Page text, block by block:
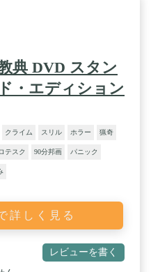
典 DVD スタン
・エディション
クライム スリル ホラー 猟奇
テスク 90分邦画 パニック
詳しく見る
レビューを書く